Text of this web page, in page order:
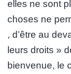
elles ne sont
choses ne
, d’être au
leurs droits »
bienvenue, le